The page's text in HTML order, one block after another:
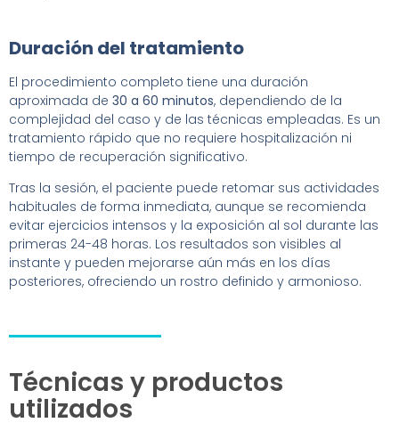
Duración del tratamiento
El procedimiento completo tiene una duración
aproximada de 30 a 60 minutos, dependiendo de la
complejidad del caso y de las técnicas empleadas. Es un
tratamiento rápido que no requiere hospitalización ni
tiempo de recuperación significativo.
Tras la sesión, el paciente puede retomar sus actividades
habituales de forma inmediata, aunque se recomienda
evitar ejercicios intensos y la exposición al sol durante las
primeras 24-48 horas. Los resultados son visibles al
instante y pueden mejorarse aún más en los días
posteriores, ofreciendo un rostro definido y armonioso.
Técnicas y productos
utilizados